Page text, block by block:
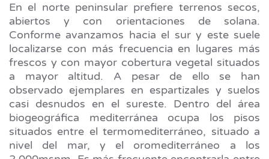
En el norte peninsular prefiere terrenos secos,
abiertos y con orientaciones de solana.
Conforme avanzamos hacia el sur y este suele
localizarse con más frecuencia en lugares más
frescos y con mayor cobertura vegetal situados
a mayor altitud. A pesar de ello se han
observado ejemplares en espartizales y suelos
casi desnudos en el sureste. Dentro del área
biogeográfica mediterránea ocupa los pisos
situados entre el termomediterráneo, situado a
nivel del mar, y el oromediterráneo a los